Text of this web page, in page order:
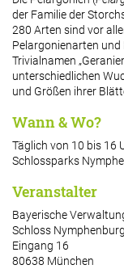
der Familie der
280 Arten sind vor
Pelargonienarten
Trivialnamen
unterschiedlichen
und Größen ihrer
Wann & Wo?
Täglich von 10 bis 16
Schlossparks
Veranstalter
Bayerische
Schloss Nymphenburg
Eingang 16
80638 München